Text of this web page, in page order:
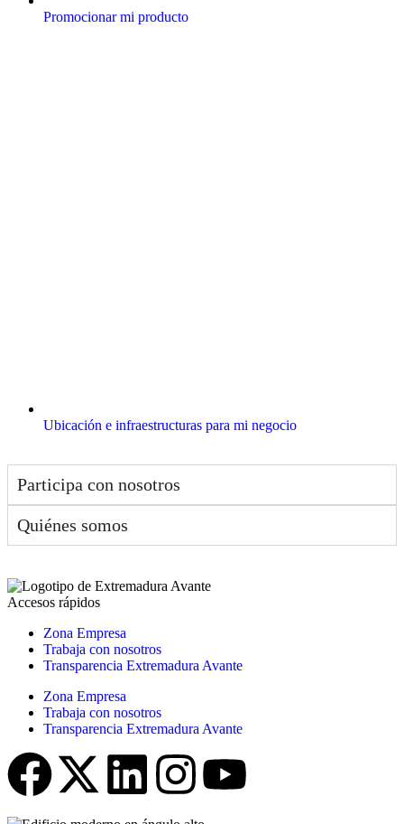
Promocionar mi producto
Ubicación e infraestructuras para mi negocio
Participa con nosotros
Quiénes somos
Accesos rápidos
Zona Empresa
Trabaja con nosotros
Transparencia Extremadura Avante
Zona Empresa
Trabaja con nosotros
Transparencia Extremadura Avante